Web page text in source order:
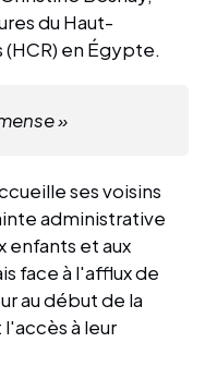
du Haut-
en Égypte.
»
ses voisins
administrative
enfants et aux
face à l'afflux de
au début de la
à leur